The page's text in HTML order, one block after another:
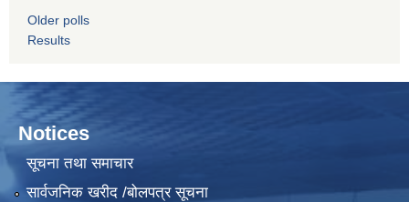
Older polls
Results
Notices
सूचना तथा समाचार
सार्वजनिक खरीद /बोलपत्र सूचना